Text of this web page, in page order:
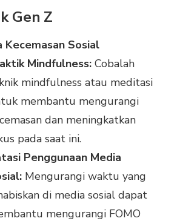
Gen Z
Kecemasan Sosial
Mindfulness: Cobalah
mindfulness atau meditasi
membantu mengurangi
dan meningkatkan
pada saat ini.
Penggunaan Media
Mengurangi waktu yang
di media sosial dapat
mengurangi FOMO